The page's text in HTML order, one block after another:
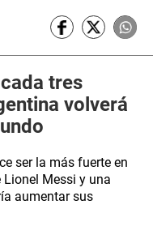
tres
volverá
ser la más fuerte en
Messi y una
aumentar sus